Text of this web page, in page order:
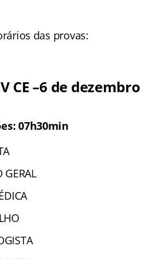
das provas:
CE –6 de dezembro
07h30min
GERAL